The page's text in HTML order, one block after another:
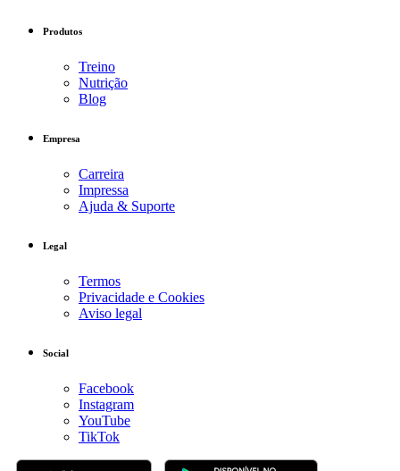
Produtos
Treino
Nutrição
Blog
Empresa
Carreira
Impressa
Ajuda & Suporte
Legal
Termos
Privacidade e Cookies
Aviso legal
Social
Facebook
Instagram
YouTube
TikTok